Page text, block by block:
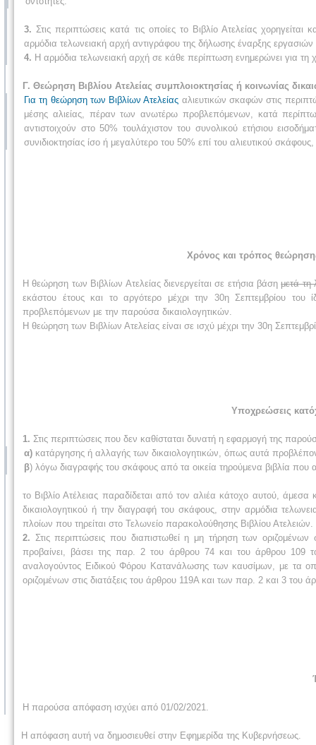
3. Στις περιπτώσεις κατά τις οποίες το Βιβλίο Ατελείας
αρμόδια τελωνειακή αρχή αντιγράφου της δήλωσης έναρξης
4. Η αρμόδια τελωνειακή αρχή σε κάθε περίπτωση ενημερώνει για τη
Γ. Θεώρηση Βιβλίου Ατελείας συμπλοιοκτησίας ή κοινωνίας
Για τη θεώρηση των Βιβλίων Ατελείας αλιευτικών σκαφών στις
μέσης αλιείας, πέραν των ανωτέρω προβλεπόμενων, κατά
αντιστοιχούν στο 50% τουλάχιστον του συνολικού ετήσιου
συνιδιοκτησίας ίσο ή μεγαλύτερο του 50% επί του αλιευτικού
Χρόνος και τρόπος
Η θεώρηση των Βιβλίων Ατελείας διενεργείται σε ετήσια βάσημετά τη
εκάστου έτους και το αργότερο μέχρι την 30η Σεπτεμβρίου
προβλεπόμενων με την παρούσα δικαιολογητικών.
Η θεώρηση των Βιβλίων Ατελείας είναι σε ισχύ μέχρι την 30η
Υποχρεώσεις
1. Στις περιπτώσεις που δεν καθίσταται δυνατή η εφαρμογή της
α) κατάργησης ή αλλαγής των δικαιολογητικών, όπως αυτά
β) λόγω διαγραφής του σκάφους από τα οικεία τηρούμενα βιβλία
το Βιβλίο Ατέλειας παραδίδεται από τον αλιέα κάτοχο αυτού,
δικαιολογητικού ή την διαγραφή του σκάφους, στην αρμόδια
πλοίων που τηρείται στο Τελωνείο παρακολούθησης Βιβλίου Ατελειών.
2. Στις περιπτώσεις που διαπιστωθεί η μη τήρηση των
προβαίνει, βάσει της παρ. 2 του άρθρου 74 και του άρθρου 109
αναλογούντος Ειδικού Φόρου Κατανάλωσης των καυσίμων, με τα
οριζομένων στις διατάξεις του άρθρου 119Α και των παρ. 2 και 3 του
Η παρούσα απόφαση ισχύει από 01/02/2021.
Η απόφαση αυτή να δημοσιευθεί στην Εφημερίδα της Κυβερνήσεως.